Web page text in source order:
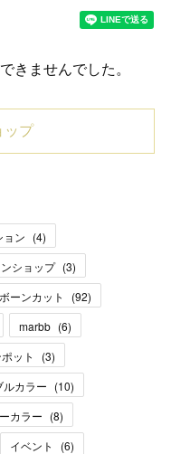
きませんでした。
ップ
ョン (4)
ショップ (3)
ーンカット (92)
marbb (6)
ット (3)
ルカラー (10)
カラー (8)
イベント (6)